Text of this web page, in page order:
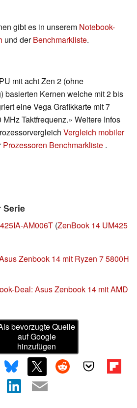
gibt es in unserem Notebook-
und derBenchmarkliste.
mit acht Zen 2 (ohne
basierten Kernen welche mit 2 bis
eine Vega Grafikkarte mit 7
Taktfrequenz.» Weitere Infos
Vergleich mobiler
Prozessoren Benchmarkliste .
Serie
AM006T (ZenBook 14 UM425
Zenbook 14 mit Ryzen 7 5800H
Deal: Asus Zenbook 14 mit AMD
bevorzugte Quelle
auf Google
hinzufügen